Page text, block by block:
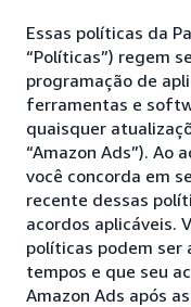
Essas políticas da
“Políticas”) regem
programação de
ferramentas e
quaisquer
“Amazon Ads”). Ao
você concorda em
recente dessas
acordos aplicáveis.
políticas podem ser
tempos e que seu
Amazon Ads após